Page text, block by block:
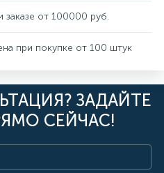
заказе от 100000 руб.
при покупке от 100 штук
ЗАДАЙТЕ
СЕЙЧАС!